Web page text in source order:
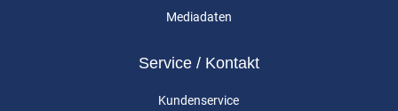
Mediadaten
Service / Kontakt
Kundenservice